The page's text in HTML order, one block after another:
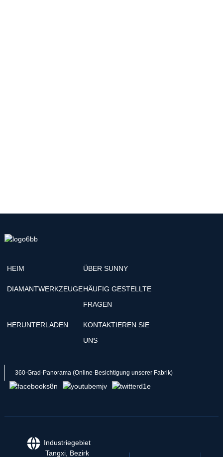
HEIM ÜBER SUNNY
DIAMANTWERKZEUGEHÄUFIG GESTELLTE
FRAGEN
HERUNTERLADEN
KONTAKTIEREN SIE
UNS
360-Grad-Panorama (Online-Besichtigung unserer Fabrik)
Industriegebiet
Tangxi, Bezirk